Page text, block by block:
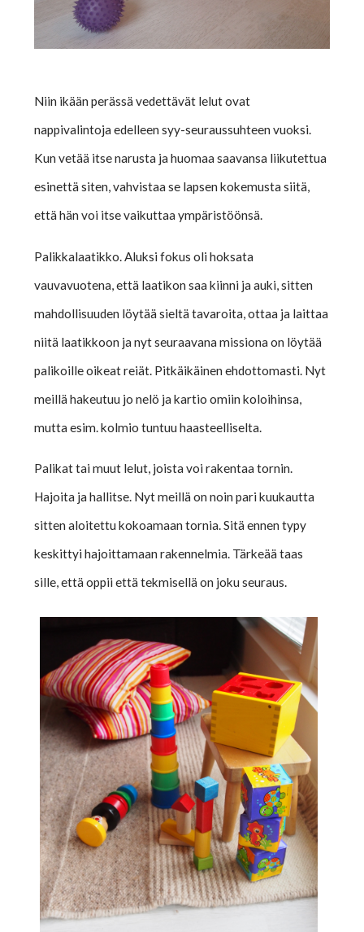
Niin ikään perässä vedettävät lelut ovat
nappivalintoja edelleen syy-seuraussuhteen vuoksi.
Kun vetää itse narusta ja huomaa saavansa liikutettua
esinettä siten, vahvistaa se lapsen kokemusta siitä,
että hän voi itse vaikuttaa ympäristöönsä.
Palikkalaatikko. Aluksi fokus oli hoksata
vauvavuotena, että laatikon saa kiinni ja auki, sitten
mahdollisuuden löytää sieltä tavaroita, ottaa ja laittaa
niitä laatikkoon ja nyt seuraavana missiona on löytää
palikoille oikeat reiät. Pitkäikäinen ehdottomasti. Nyt
meillä hakeutuu jo nelö ja kartio omiin koloihinsa,
mutta esim. kolmio tuntuu haasteelliselta.
Palikat tai muut lelut, joista voi rakentaa tornin.
Hajoita ja hallitse. Nyt meillä on noin pari kuukautta
sitten aloitettu kokoamaan tornia. Sitä ennen typy
keskittyi hajoittamaan rakennelmia. Tärkeää taas
sille, että oppii että tekmisellä on joku seuraus.